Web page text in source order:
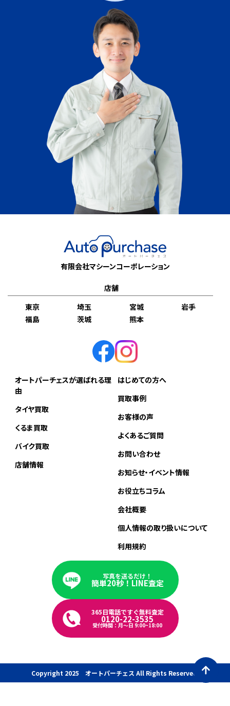
有限会社マシーンコーポレーション
店舗
東京
埼玉 宮城
岩手
福島
茨城 熊本
オートパーチェスが選ばれる理
由
タイヤ買取
くるま買取
バイク買取
店舗情報
はじめての方へ
買取事例
お客様の声
よくあるご質問
お問い合わせ
お知らせ・イベント情報
お役立ちコラム
会社概要
個人情報の取り扱いについて
利用規約
写真を送るだけ！
簡単20秒！LINE査定
365日電話ですぐ無料査定
0120-22-3535
受付時間：月〜日 9:00~18:00
Copyright 2025 オートパーチェス All Rights Reserved.